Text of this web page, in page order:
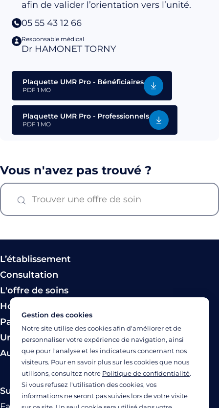
afin de valider l’orientation vers l’unité.
05 55 43 12 66
Responsable médical
Dr HAMONET TORNY
Plaquette UMR Pro - Bénéficiaires
PDF 1 MO
Plaquette UMR Pro - Professionnels
PDF 1 MO
Vous n'avez pas trouvé ?
L’établissement
Consultation
L'offre de soins
Hospitalisation
Paiement
Urgence
Autres modes de prise en charge
Suivez-nous
Gestion des cookies
Notre site utilise des cookies afin d'améliorer et de
personnaliser votre expérience de navigation, ainsi
que pour l'analyse et les indicateurs concernant nos
visiteurs. Pour en savoir plus sur les cookies que nous
utilisons, consultez notre Politique de confidentialité.
Si vous refusez l'utilisation des cookies, vos
informations ne seront pas suivies lors de votre visite